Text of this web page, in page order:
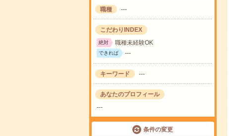
職種 ---
こだわりINDEX
絶対 職種未経験OK
できれば ---
キーワード ---
あなたのプロフィール
---
条件の変更